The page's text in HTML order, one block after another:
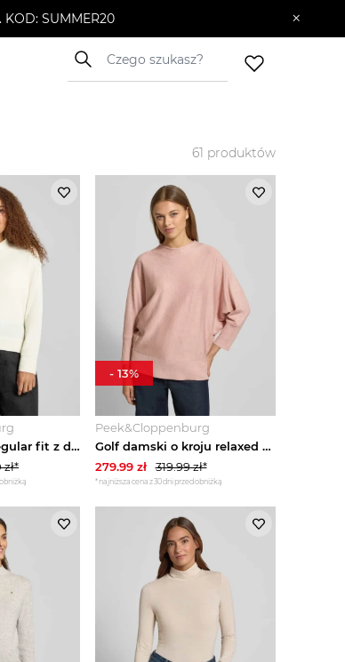
SUMMER20 ×
61 produktów
Sweter o kroju regular fit z dzianiny z mieszanki żywej wełny Marc O'Polo Złamany biały
zł*
Peek&Cloppenburg
Golf damski o kroju relaxed fit z mieszanki wiskozy s.Oliver Różowawy
279.99zł 319.99zł*
*najniższa cena z 30 dni przed obniżką
- 13%